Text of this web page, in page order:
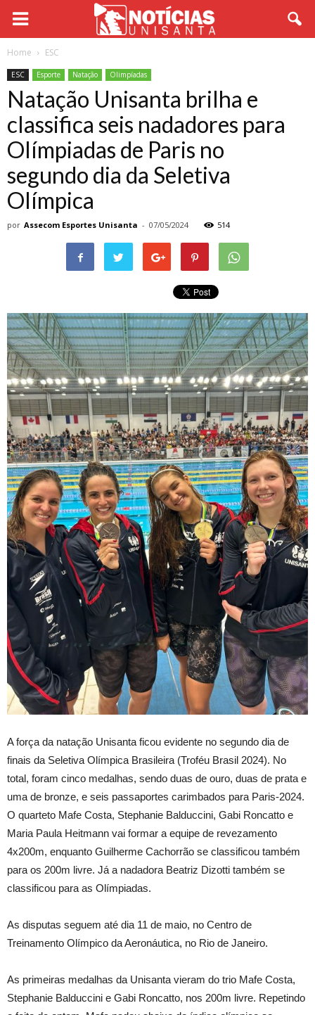
Home ESC
ESC Esporte Natação Olimpíadas
Natação Unisanta brilha e
classifica seis nadadores para
Olímpiadas de Paris no
segundo dia da Seletiva
Olímpica
por Assecom Esportes Unisanta - 07/05/2024 514
A força da natação Unisanta ficou evidente no segundo dia de
finais da Seletiva Olímpica Brasileira (Troféu Brasil 2024). No
total, foram cinco medalhas, sendo duas de ouro, duas de prata e
uma de bronze, e seis passaportes carimbados para Paris-2024.
O quarteto Mafe Costa, Stephanie Balduccini, Gabi Roncatto e
Maria Paula Heitmann vai formar a equipe de revezamento
4x200m, enquanto Guilherme Cachorrão se classificou também
para os 200m livre. Já a nadadora Beatriz Dizotti também se
classificou para as Olímpiadas.
As disputas seguem até dia 11 de maio, no Centro de
Treinamento Olímpico da Aeronáutica, no Rio de Janeiro.
As primeiras medalhas da Unisanta vieram do trio Mafe Costa,
Stephanie Balduccini e Gabi Roncatto, nos 200m livre. Repetindo